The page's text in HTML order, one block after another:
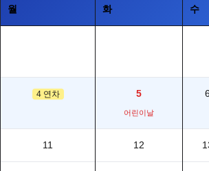
월 화 수
4 연차 5
어린이날
11 12